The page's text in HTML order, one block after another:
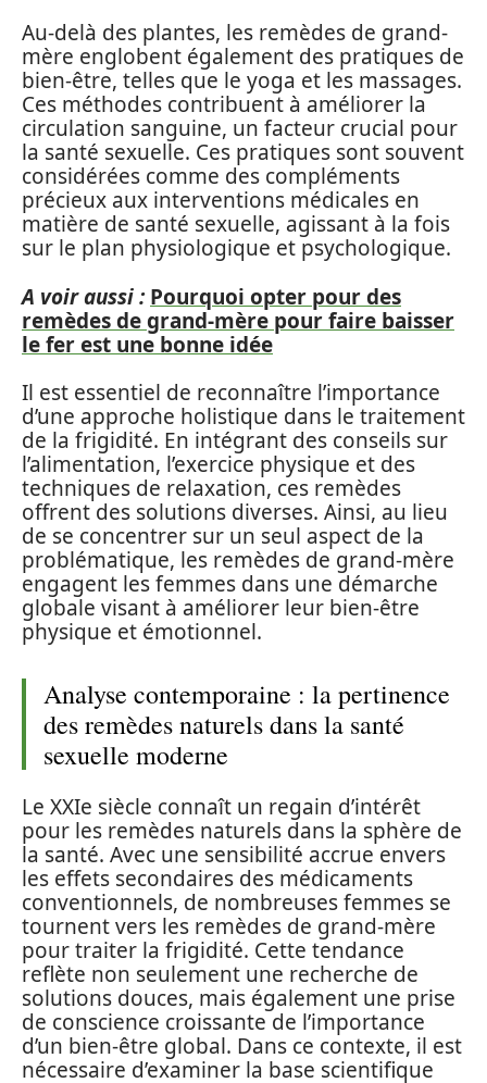
Au-delà des plantes, les remèdes de grand-
mère englobent également des pratiques de
bien-être, telles que le yoga et les massages.
Ces méthodes contribuent à améliorer la
circulation sanguine, un facteur crucial pour
la santé sexuelle. Ces pratiques sont souvent
considérées comme des compléments
précieux aux interventions médicales en
matière de santé sexuelle, agissant à la fois
sur le plan physiologique et psychologique.
A voir aussi : Pourquoi opter pour des
remèdes de grand-mère pour faire baisser
le fer est une bonne idée
Il est essentiel de reconnaître l’importance
d’une approche holistique dans le traitement
de la frigidité. En intégrant des conseils sur
l’alimentation, l’exercice physique et des
techniques de relaxation, ces remèdes
offrent des solutions diverses. Ainsi, au lieu
de se concentrer sur un seul aspect de la
problématique, les remèdes de grand-mère
engagent les femmes dans une démarche
globale visant à améliorer leur bien-être
physique et émotionnel.
Analyse contemporaine : la pertinence
des remèdes naturels dans la santé
sexuelle moderne
Le XXIe siècle connaît un regain d’intérêt
pour les remèdes naturels dans la sphère de
la santé. Avec une sensibilité accrue envers
les effets secondaires des médicaments
conventionnels, de nombreuses femmes se
tournent vers les remèdes de grand-mère
pour traiter la frigidité. Cette tendance
reflète non seulement une recherche de
solutions douces, mais également une prise
de conscience croissante de l’importance
d’un bien-être global. Dans ce contexte, il est
nécessaire d’examiner la base scientifique